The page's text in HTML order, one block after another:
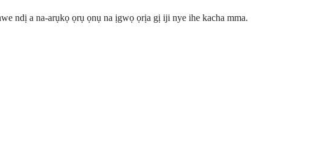
ndị a na-arụkọ ọrụ ọnụ na ịgwọ ọrịa gị iji nye ihe kacha mma.